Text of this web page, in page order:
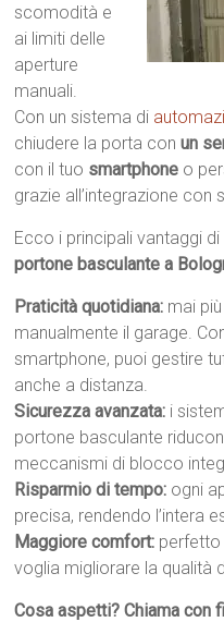
scomodità e
ai limiti delle
aperture
manuali.
Con un sistema di
chiudere la porta conun
con il tuo smartphone o
grazie all’integrazione con
Ecco i principali vantaggi di
portone basculante a
Praticità quotidiana: mai
manualmente il garage.
smartphone, puoi gestire
anche a distanza.
Sicurezza avanzata: i
portone basculante
meccanismi di blocco
Risparmio di tempo: ogni
precisa, rendendo l’intera
Maggiore comfort: perfetto
voglia migliorare la qualità
Cosa aspetti? Chiama con